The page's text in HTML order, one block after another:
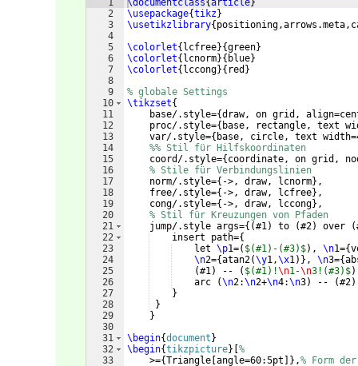
1
2
3
4
5
6
7
8
9
10
11
12
13
14
15
16
17
18
19
20
21
22
23
24
25
26
27
28
29
30
31
32
33
\documentclass{article}
\usepackage{tikz}
\usetikzlibrary{
\colorlet{ lcfree}{green}
\colorlet{ lcnorm}{ blue}
\colorlet{ lccong}{ red }
% globale Settings
\tikzset{
    base/.style=
{draw, on grid,
    proc/.style=
{ base, rectangle, text
    var/.style=
{ base, circle, text
%% Stil für Hilfskoordinaten
    coord/.style=
{ coordinate, on grid,
% Stile für Verbindungslinien
    norm/.style=
{ ->, draw, lcnorm} ,
    free/.style=
{ ->, draw, lcfree} ,
    cong/.style=
{ ->, draw, lccong} ,
% Stil für Kreuzungen von Pfaden
    jump/.style args=
{(#1) to (#2) over (
    insert path=
{
    let
\p1=( $(#1)-(#3)$) , \n1={
\n2={atan2(\y1,\x1)} , \n3={
(#1) -- ( $(#1)!\n1-\n3!(#3)$)
    arc
(\n2:\n2+\n4:\n3) -- (#2)
}
}
}
\begin{document }
\begin{tikzpicture} %
    >=
{Triangle angle=60:5pt ]} ,% Form